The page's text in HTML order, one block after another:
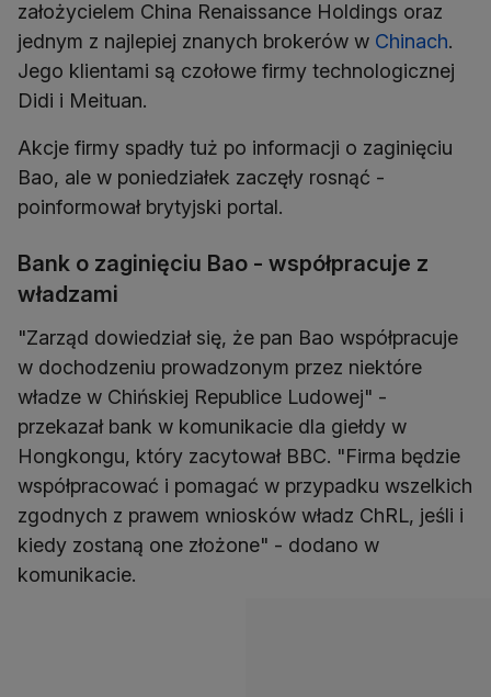
założycielem China Renaissance Holdings oraz
jednym z najlepiej znanych brokerów w Chinach.
Jego klientami są czołowe firmy technologicznej
Didi i Meituan.
Akcje firmy spadły tuż po informacji o zaginięciu
Bao, ale w poniedziałek zaczęły rosnąć -
poinformował brytyjski portal.
Bank o zaginięciu Bao - współpracuje z
władzami
"Zarząd dowiedział się, że pan Bao współpracuje
w dochodzeniu prowadzonym przez niektóre
władze w Chińskiej Republice Ludowej" -
przekazał bank w komunikacie dla giełdy w
Hongkongu, który zacytował BBC. "Firma będzie
współpracować i pomagać w przypadku wszelkich
zgodnych z prawem wniosków władz ChRL, jeśli i
kiedy zostaną one złożone" - dodano w
komunikacie.